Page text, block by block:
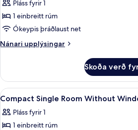
herbergi
(Compact)
Pláss fyrir 1
1 einbreitt rúm
Ókeypis þráðlaust net
Nánari upplýsingar
Nánari
(Compact)
Skoða verð
Skoða
allar
myndir
fyrir
1
Compact Single Room Without
Pláss fyrir 1
1 einbreitt rúm